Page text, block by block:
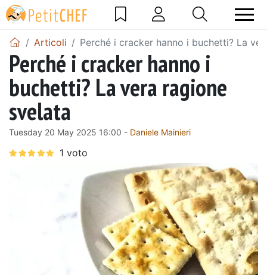
Articoli Perché i cracker hanno i buchetti? La
Perché i cracker hanno i
buchetti? La vera ragione
svelata
Tuesday 20 May 2025 16:00 - Daniele Mainieri